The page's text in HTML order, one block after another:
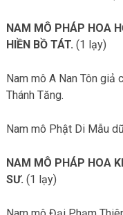
NAM MÔ PHÁP HOA
HIỀN BỒ TÁT. (1 lạy)
Nam mô A Nan Tôn giả
Thánh Tăng.
Nam mô Phật Di Mẫu
NAM MÔ PHÁP HOA
SƯ. (1 lạy)